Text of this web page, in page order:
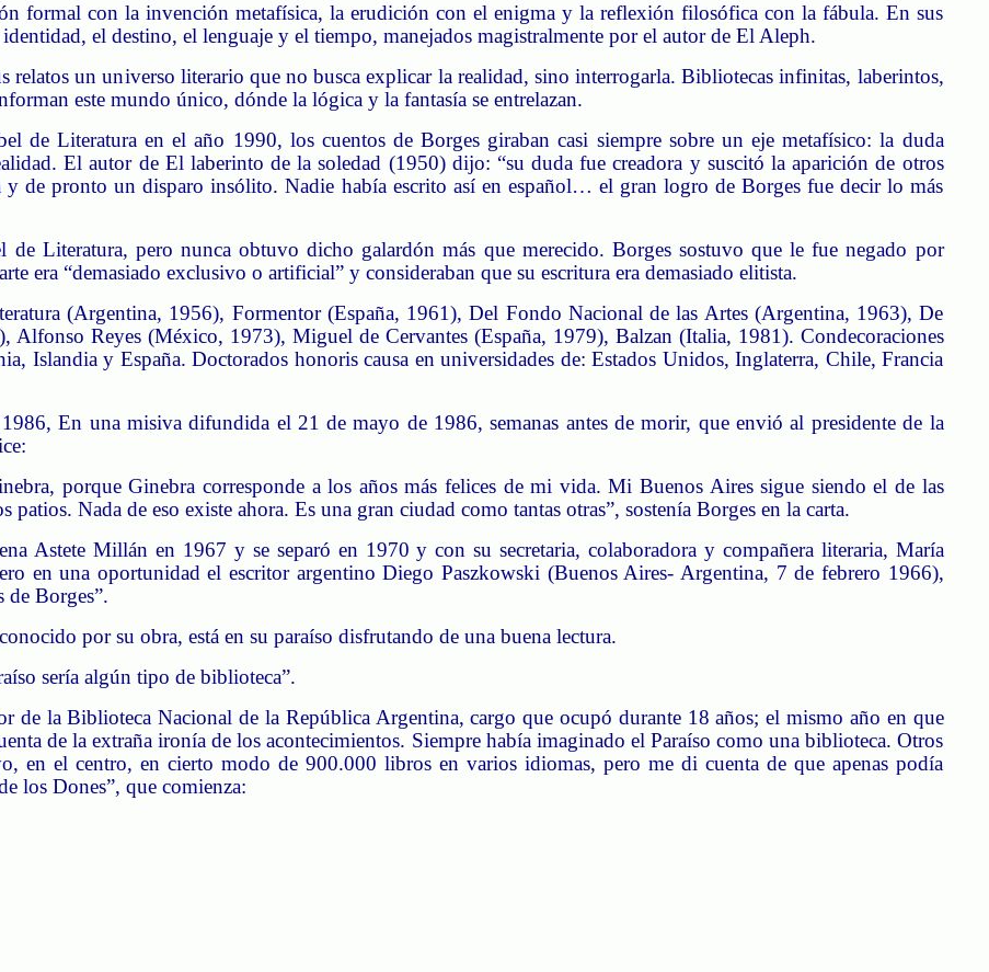
formal con la invención metafísica, la erudición con el enigma y la reflexión filosófica con la fábula. En sus
el destino, el lenguaje y el tiempo, manejados magistralmente por el autor de El Aleph.
relatos un universo literario que no busca explicar la realidad, sino interrogarla. Bibliotecas infinitas, laberintos,
este mundo único, dónde la lógica y la fantasía se entrelazan.
de Literatura en el año 1990, los cuentos de Borges giraban casi siempre sobre un eje metafísico: la duda
El autor de El laberinto de la soledad (1950) dijo: “su duda fue creadora y suscitó la aparición de otros
y de pronto un disparo insólito. Nadie había escrito así en español… el gran logro de Borges fue decir lo más
Literatura, pero nunca obtuvo dicho galardón más que merecido. Borges sostuvo que le fue negado por
era “demasiado exclusivo o artificial” y consideraban que su escritura era demasiado elitista.
(Argentina, 1956), Formentor (España, 1961), Del Fondo Nacional de las Artes (Argentina, 1963), De
Alfonso Reyes (México, 1973), Miguel de Cervantes (España, 1979), Balzan (Italia, 1981). Condecoraciones
Islandia y España. Doctorados honoris causa en universidades de: Estados Unidos, Inglaterra, Chile, Francia
En una misiva difundida el 21 de mayo de 1986, semanas antes de morir, que envió al presidente de la
porque Ginebra corresponde a los años más felices de mi vida. Mi Buenos Aires sigue siendo el de las
Nada de eso existe ahora. Es una gran ciudad como tantas otras”, sostenía Borges en la carta.
Astete Millán en 1967 y se separó en 1970 y con su secretaria, colaboradora y compañera literaria, María
en una oportunidad el escritor argentino DiegoPaszkowski (Buenos Aires- Argentina, 7 de febrero 1966),
de Borges”.
por su obra, está en su paraíso disfrutando de una buena lectura.
sería algún tipo de biblioteca”.
de la Biblioteca Nacional de la República Argentina, cargo que ocupó durante 18 años; el mismo año en que
de la extraña ironía de los acontecimientos. Siempre había imaginado el Paraíso como una biblioteca. Otros
en el centro, en cierto modo de 900.000 libros en varios idiomas, pero me di cuenta de que apenas podía
los Dones”, que comienza: